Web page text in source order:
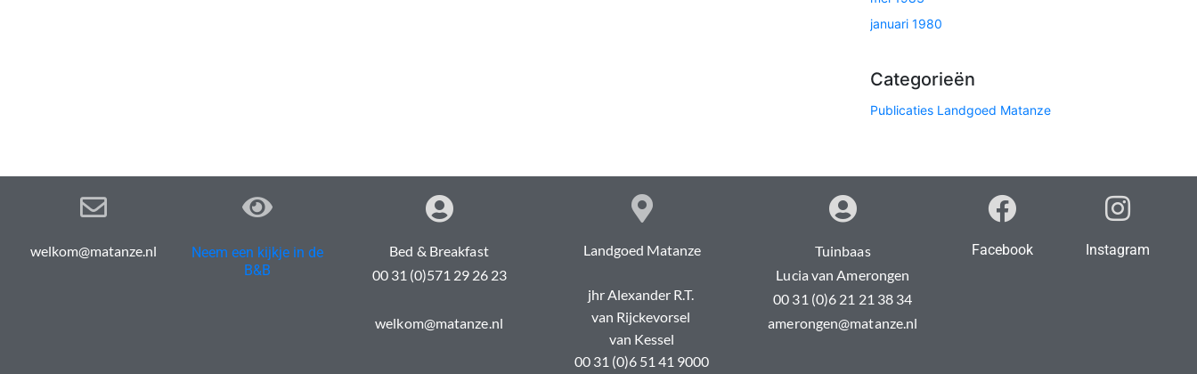
januari 1980
Categorieën
Publicaties Landgoed Matanze
welkom@matanze.nl
Neem een kijkje in de
B&B
Bed & Breakfast
00 31 (0)571 29 26 23
welkom@matanze.nl
Landgoed Matanze
jhr Alexander R.T.
van Rijckevorsel
van Kessel
00 31 (0)6 51 41 9000
Tuinbaas
Lucia van Amerongen
00 31 (0)6 21 21 38 34
amerongen@matanze.nl
Facebook Instagram